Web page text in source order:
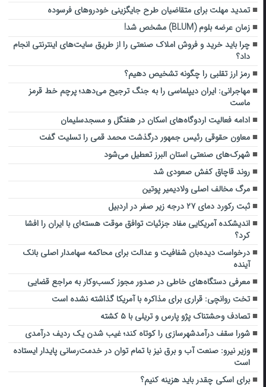
تمدید مهلت برای متقاضیان طرح جایگزینی خودروهای فرسوده
زمان عرضه بلوم (BLUM) مشخص شد!
چرا باید خرید و فروش املاک صنعتی را از طریق سایت‌های اینترنتی انجام
داد؟
رمز ارز تقلبی را چگونه تشخیص دهیم؟
مهاجرانی: ایران دیپلماسی را به جنگ ترجیح می‌دهد؛ پرچم خط قرمز
ماست
ادامه فعالیت اردوگاه‌های اسکان در هفتگل و مسجدسلیمان
معاون حقوقی رئیس جمهور درگذشت محمد قمی را تسلیت گفت
شهرک‌های صنعتی استان البرز تعطیل ‌می‌شود
روند قاچاق کفش صعودی شد
مرگ مخالف اصلی ولادیمیر پوتین
ثبت رکورد دمای ۲۷ درجه زیر صفر در اردبیل
اندیشکده آمریکایی مفاد جزئیات توافق موقت هسته‌ای با ایران را افشا
کرد؟
درخواست دیده‌بان شفافیت و عدالت برای محاکمه سهامدار اصلی بانک
آینده
معرفی دستگاه‌های خاطی در صدور مجوز کسب‌وکار به مراجع قضایی
تخت روانچی: قراری برای مذاکره با آمریکا گذاشته نشده است
تصادف وحشتناک پژو پارس و تریلی با ۵ کشته
شورا سقف درآمدشهرسازی را کوتاه کند؛ غیب شدن یک ردیف درآمدی
وزیر نیرو: صنعت آب و برق نیز با تمام توان در خدمت‌رسانی پایدار ایستاده
است
برای اسکی چقدر باید هزینه کنیم؟